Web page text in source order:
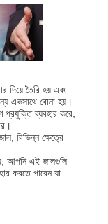
দিয়ে তৈরি হয় এবং
একসাথে বোনা হয়।
প্রযুক্তি ব্যবহার করে,
বিভিন্ন ক্ষেত্রে
আপনি এই জালগুলি
করতে পারেন যা